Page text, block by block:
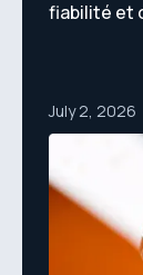
fiabilité et
July 2, 2026